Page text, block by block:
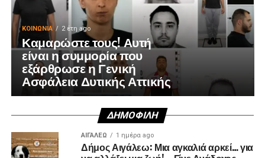
ΚΟΙΝΩΝΊΑ 2 έτη ago
Καμαρώστε τους! Αυτή
είναι η συμμορία που
εξάρθρωσε η Γενική
Ασφάλεια Δυτικής Αττικής
ΔΗΜΟΦΙΛΉ
ΑΙΓΑΛΕΩ 1 ημέρα ago
Δήμος Αιγάλεω: Μια αγκαλιά αρκεί… για